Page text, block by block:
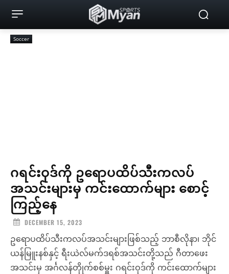
Soccer
ဂရင်းဝုဒ်ကို ဥရောပထိပ်သီးကလပ်
အသင်းများမှ ကင်းထောက်များ စောင့်
ကြည့်နေ
DECEMBER 15, 2023
ဥရောပထိပ်သီးကလပ်အသင်းများဖြစ်သည့် ဘာစီလိုနာ၊ ဘိုင်
ယန်မြူးနစ်နှင့် ရီးယဲလ်မက်ဒရစ်အသင်းတို့သည် ဂီတာဖေး
အသင်းမှ အင်္ဂလန်တိုုက်စစ်မှူး ဂရင်းဝုဒ်ကို ကင်းထောက်များ